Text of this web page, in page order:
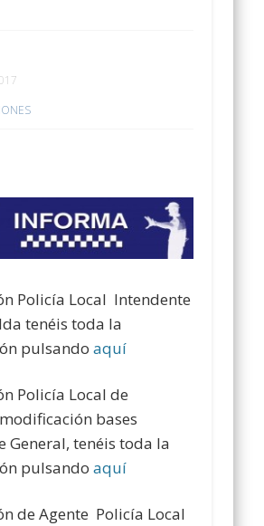
Policía Local Intendente
tenéis toda la
pulsandoaquí
Policía Local de
bases
General, tenéis toda la
pulsandoaquí
de Agente Policía Local